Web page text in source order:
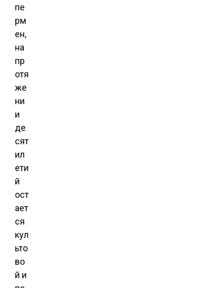
пе
рм
ен,
на
пр
отя
же
ни
и
де
сят
ил
ети
й
ост
ает
ся
кул
ьто
во
й и